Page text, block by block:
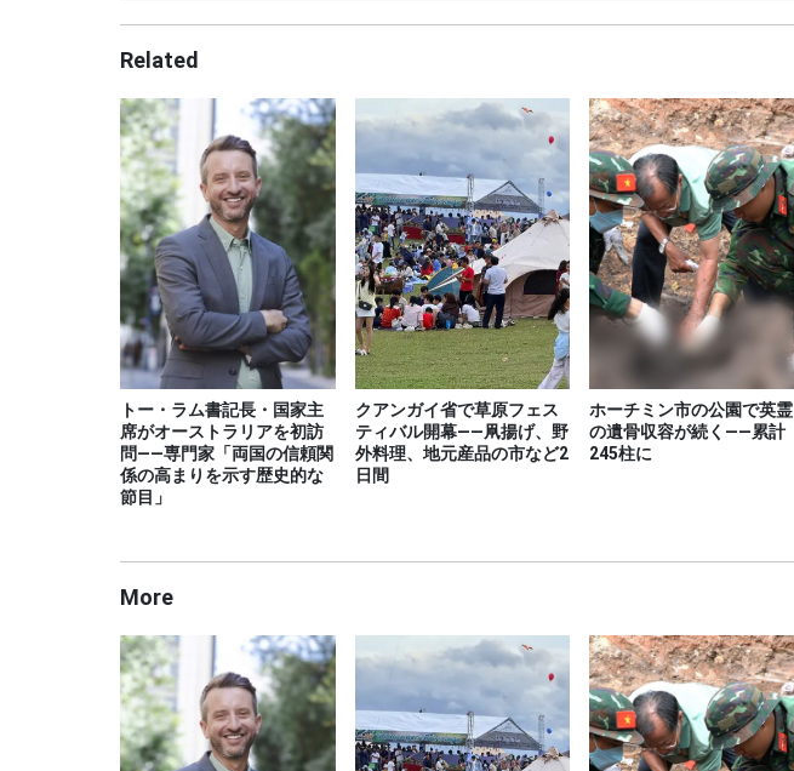
Related
トー・ラム書記長・国家主
席がオーストラリアを初訪
問――専門家「両国の信頼関
係の高まりを示す歴史的な
節目」
クアンガイ省で草原フェス
ティバル開幕――凧揚げ、野
外料理、地元産品の市など2
日間
ホーチミン市の公園で英霊
の遺骨収容が続く――累計
245柱に
More